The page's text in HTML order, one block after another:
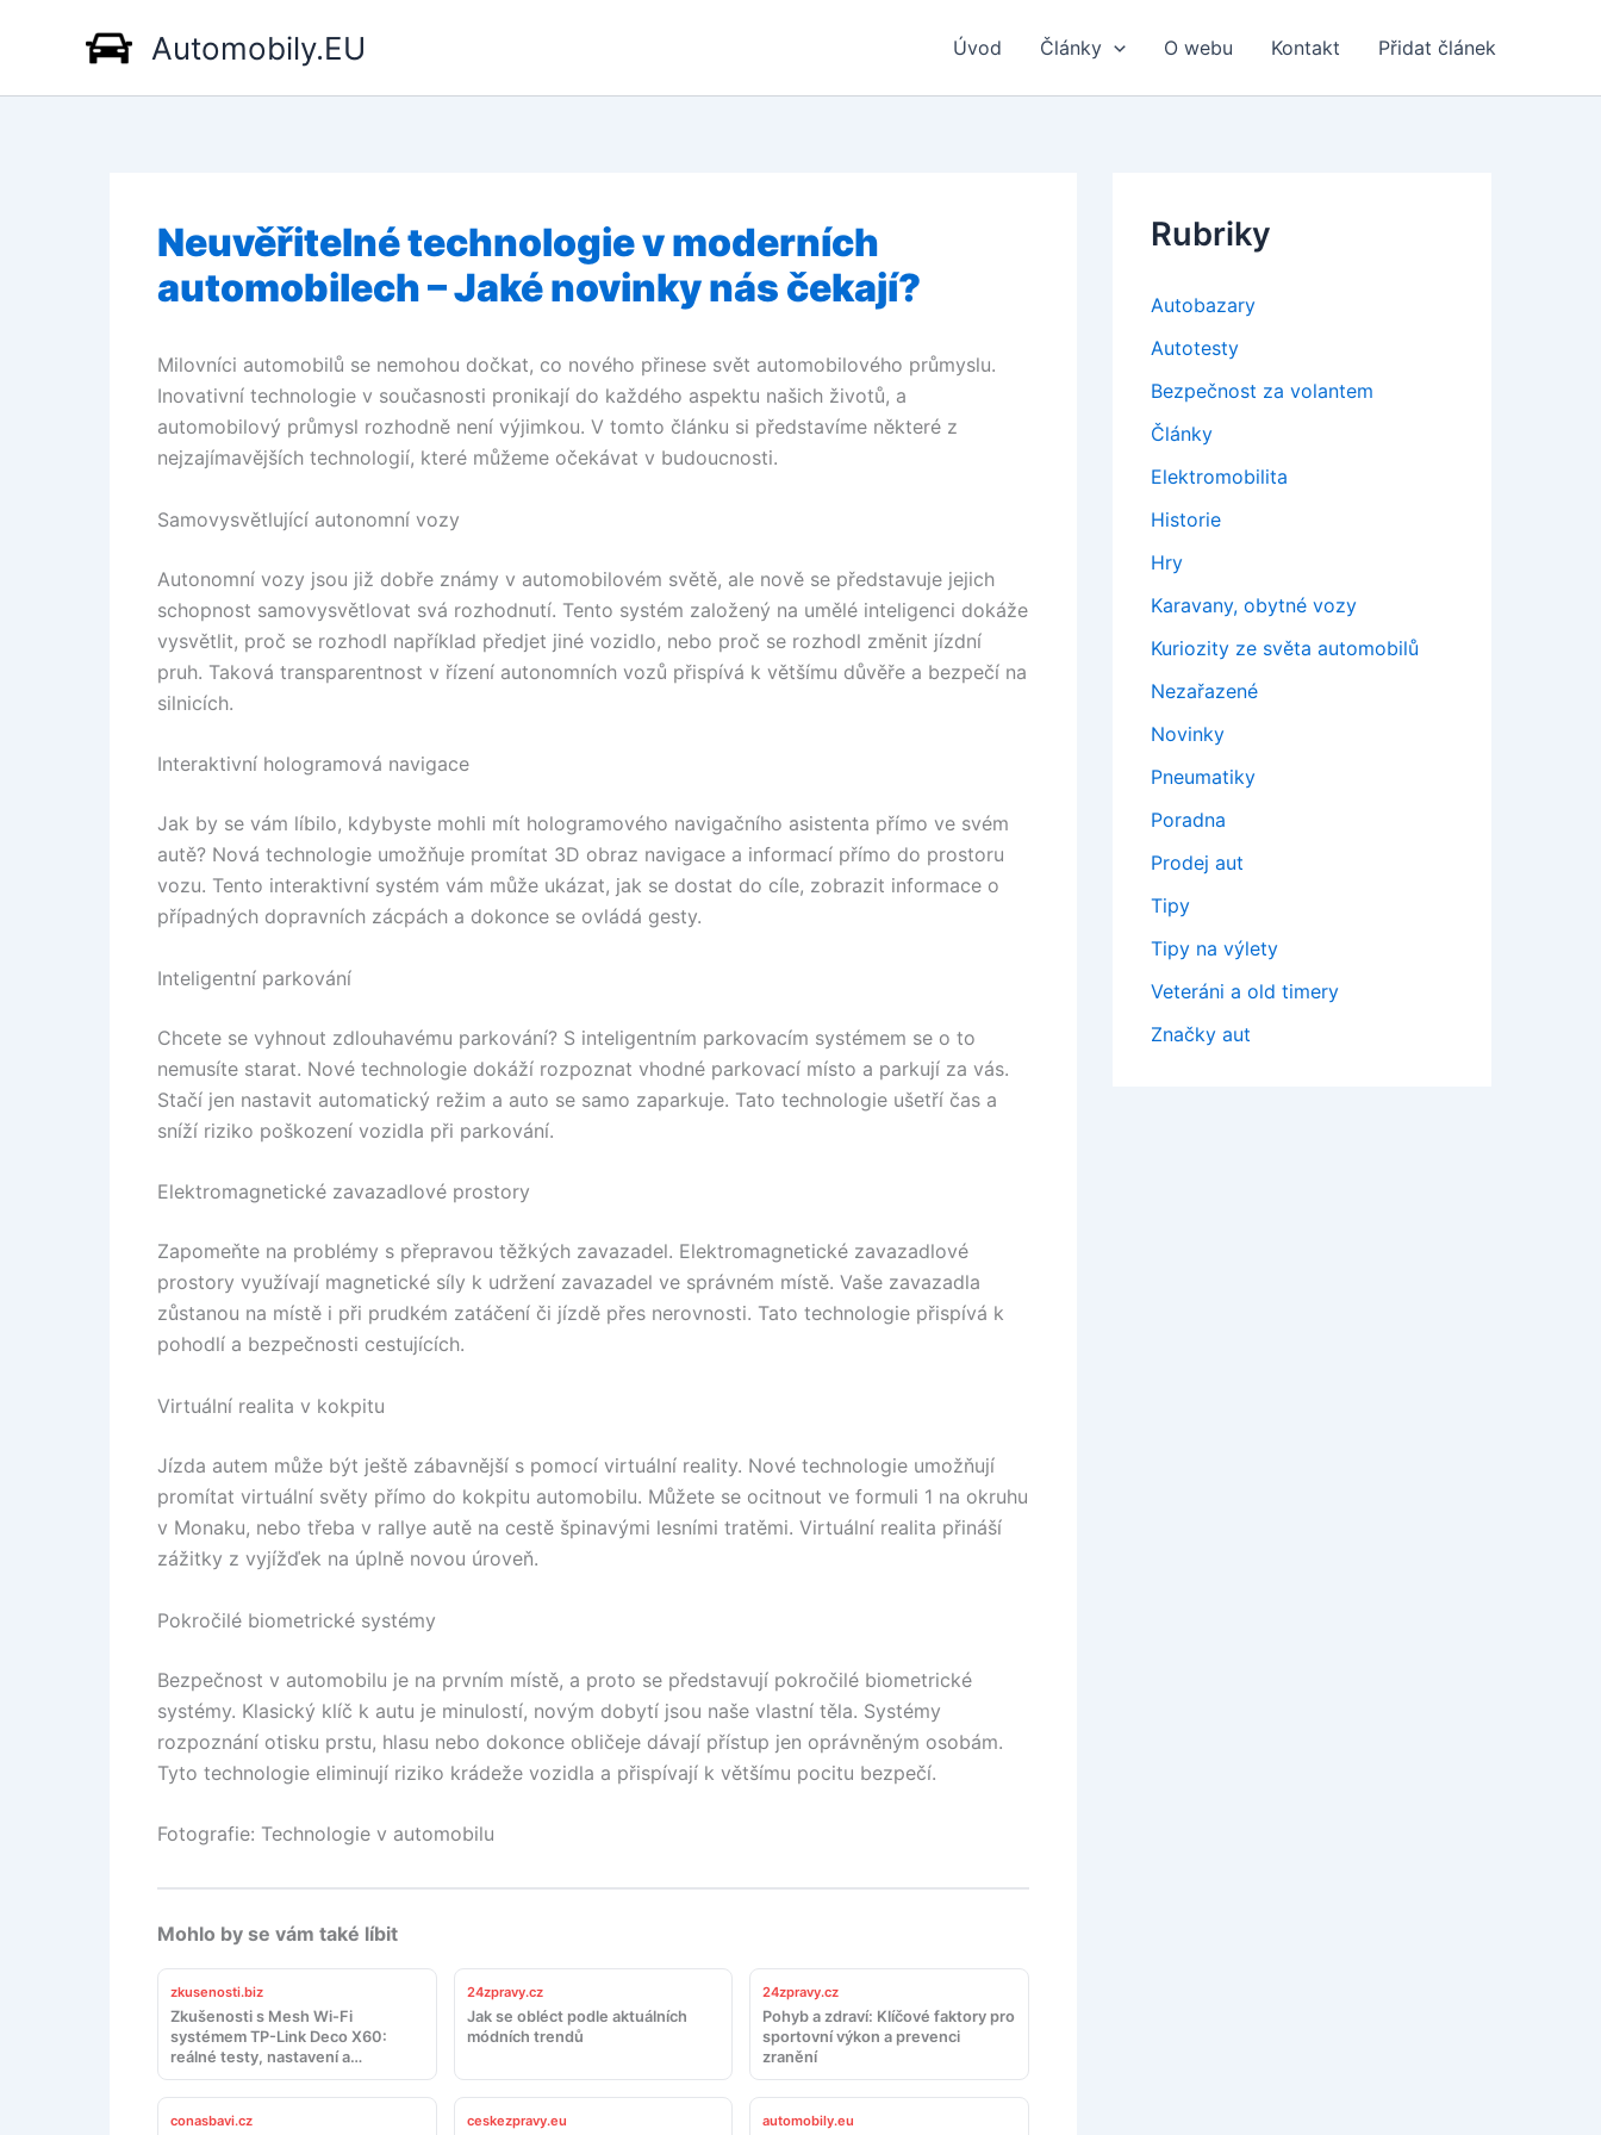
Automobily.EU Úvod Články O webu Kontakt Přidat článek
Neuvěřitelné technologie v moderních
automobilech – Jaké novinky nás čekají?
Milovníci automobilů se nemohou dočkat, co nového přinese svět automobilového průmyslu.
Inovativní technologie v současnosti pronikají do každého aspektu našich životů, a
automobilový průmysl rozhodně není výjimkou. V tomto článku si představíme některé z
nejzajímavějších technologií, které můžeme očekávat v budoucnosti.
Samovysvětlující autonomní vozy
Autonomní vozy jsou již dobře známy v automobilovém světě, ale nově se představuje jejich
schopnost samovysvětlovat svá rozhodnutí. Tento systém založený na umělé inteligenci dokáže
vysvětlit, proč se rozhodl například předjet jiné vozidlo, nebo proč se rozhodl změnit jízdní
pruh. Taková transparentnost v řízení autonomních vozů přispívá k většímu důvěře a bezpečí na
silnicích.
Interaktivní hologramová navigace
Jak by se vám líbilo, kdybyste mohli mít hologramového navigačního asistenta přímo ve svém
autě? Nová technologie umožňuje promítat 3D obraz navigace a informací přímo do prostoru
vozu. Tento interaktivní systém vám může ukázat, jak se dostat do cíle, zobrazit informace o
případných dopravních zácpách a dokonce se ovládá gesty.
Inteligentní parkování
Chcete se vyhnout zdlouhavému parkování? S inteligentním parkovacím systémem se o to
nemusíte starat. Nové technologie dokáží rozpoznat vhodné parkovací místo a parkují za vás.
Stačí jen nastavit automatický režim a auto se samo zaparkuje. Tato technologie ušetří čas a
sníží riziko poškození vozidla při parkování.
Elektromagnetické zavazadlové prostory
Zapomeňte na problémy s přepravou těžkých zavazadel. Elektromagnetické zavazadlové
prostory využívají magnetické síly k udržení zavazadel ve správném místě. Vaše zavazadla
zůstanou na místě i při prudkém zatáčení či jízdě přes nerovnosti. Tato technologie přispívá k
pohodlí a bezpečnosti cestujících.
Virtuální realita v kokpitu
Jízda autem může být ještě zábavnější s pomocí virtuální reality. Nové technologie umožňují
promítat virtuální světy přímo do kokpitu automobilu. Můžete se ocitnout ve formuli 1 na okruhu
v Monaku, nebo třeba v rallye autě na cestě špinavými lesními tratěmi. Virtuální realita přináší
zážitky z vyjížďek na úplně novou úroveň.
Pokročilé biometrické systémy
Bezpečnost v automobilu je na prvním místě, a proto se představují pokročilé biometrické
systémy. Klasický klíč k autu je minulostí, novým dobytí jsou naše vlastní těla. Systémy
rozpoznání otisku prstu, hlasu nebo dokonce obličeje dávají přístup jen oprávněným osobám.
Tyto technologie eliminují riziko krádeže vozidla a přispívají k většímu pocitu bezpečí.
Fotografie: Technologie v automobilu
Mohlo by se vám také líbit
zkusenosti.biz
Zkušenosti s Mesh Wi-Fi
systémem TP-Link Deco X60:
reálné testy, nastavení a
doporučení
24zpravy.cz
Jak se obléct podle aktuálních
módních trendů
24zpravy.cz
Pohyb a zdraví: Klíčové faktory pro
sportovní výkon a prevenci
zranění
conasbavi.cz ceskezpravy.eu automobily.eu
Rubriky
Autobazary
Autotesty
Bezpečnost za volantem
Články
Elektromobilita
Historie
Hry
Karavany, obytné vozy
Kuriozity ze světa automobilů
Nezařazené
Novinky
Pneumatiky
Poradna
Prodej aut
Tipy
Tipy na výlety
Veteráni a old timery
Značky aut